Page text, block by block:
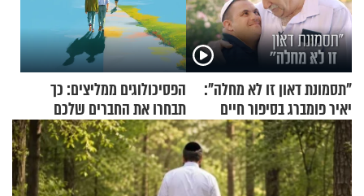
"תסמונת דאון זו לא מחלה":
יאיר פומברג בסיפור חיים
מעורר השראה
הפסיכולוגים ממליצים: כך
תבחרו את החברים שלכם
בחיים